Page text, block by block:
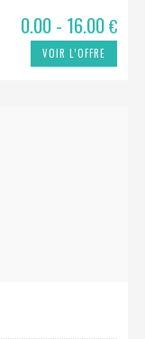
0.00 - 16.00€
VOIR L’OFFRE